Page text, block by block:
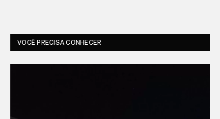
VOCÊ PRECISA CONHECER